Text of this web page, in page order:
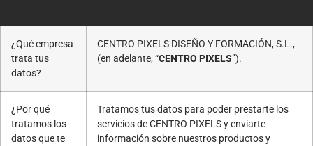
¿Qué empresa
trata tus
datos?
CENTRO PIXELS DISEÑO Y FORMACIÓN, S.L.,
(en adelante, “CENTRO PIXELS”).
¿Por qué
tratamos los
datos que te
Tratamos tus datos para poder prestarte los
servicios de CENTRO PIXELS y enviarte
información sobre nuestros productos y